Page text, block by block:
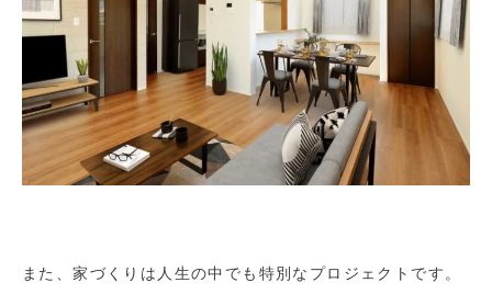
また、家づくりは人生の中でも特別なプロジェクトです。